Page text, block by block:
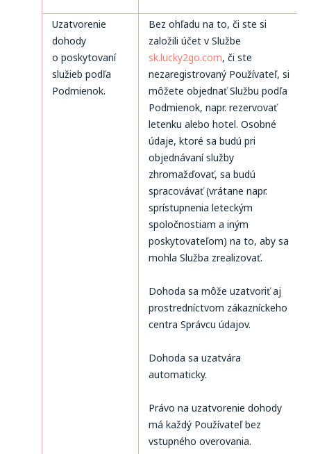
Uzatvorenie
dohody
o poskytovaní
služieb podľa
Podmienok.
Bez ohľadu na to, či ste si
založili účet v Službe
sk.lucky2go.com, či ste
nezaregistrovaný Používateľ, si
môžete objednať Službu podľa
Podmienok, napr. rezervovať
letenku alebo hotel. Osobné
údaje, ktoré sa budú pri
objednávaní služby
zhromažďovať, sa budú
spracovávať (vrátane napr.
sprístupnenia leteckým
spoločnostiam a iným
poskytovateľom) na to, aby sa
mohla Služba zrealizovať.
Dohoda sa môže uzatvoriť aj
prostredníctvom zákazníckeho
centra Správcu údajov.
Dohoda sa uzatvára
automaticky.
Právo na uzatvorenie dohody
má každý Používateľ bez
vstupného overovania.